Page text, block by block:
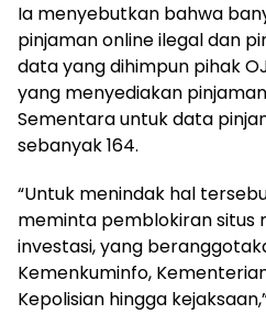
Ia menyebutkan bahwa
pinjaman online ilegal dan
data yang dihimpun pihak
yang menyediakan
Sementara untuk data
sebanyak 164.
“Untuk menindak hal
meminta pemblokiran situs
investasi, yang
Kemenkuminfo,
Kepolisian hingga